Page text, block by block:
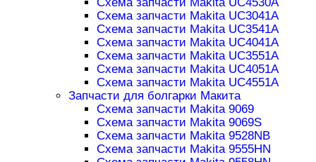
Схема запчасти Makita UC4530A
Схема запчасти Makita UC3041A
Схема запчасти Makita UC3541A
Схема запчасти Makita UC4041A
Схема запчасти Makita UC3551A
Схема запчасти Makita UC4051A
Схема запчасти Makita UC4551A
Запчасти для болгарки Макита
Схема запчасти Makita 9069
Схема запчасти Makita 9069S
Схема запчасти Makita 9528NB
Схема запчасти Makita 9555HN